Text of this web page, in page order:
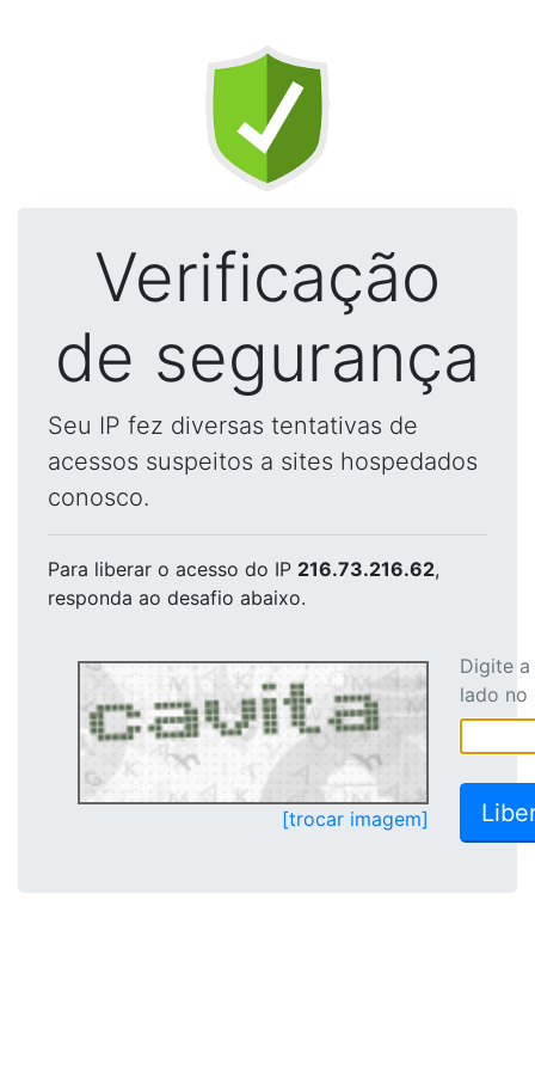
Verificação
de segurança
Seu IP fez diversas tentativas de
acessos suspeitos a sites hospedados
conosco.
Para liberar o acesso do IP 216.73.216.62,
responda ao desafio abaixo.
[trocar imagem]
Digite
lado no